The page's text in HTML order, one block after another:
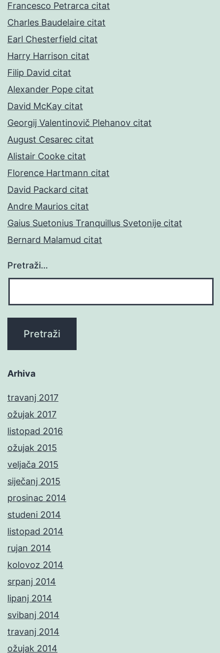
Francesco Petrarca citat
Charles Baudelaire citat
Earl Chesterfield citat
Harry Harrison citat
Filip David citat
Alexander Pope citat
David McKay citat
Georgij Valentinovič Plehanov citat
August Cesarec citat
Alistair Cooke citat
Florence Hartmann citat
David Packard citat
Andre Maurios citat
Gaius Suetonius Tranquillus Svetonije citat
Bernard Malamud citat
Pretraži…
Arhiva
travanj 2017
ožujak 2017
listopad 2016
ožujak 2015
veljača 2015
siječanj 2015
prosinac 2014
studeni 2014
listopad 2014
rujan 2014
kolovoz 2014
srpanj 2014
lipanj 2014
svibanj 2014
travanj 2014
ožujak 2014